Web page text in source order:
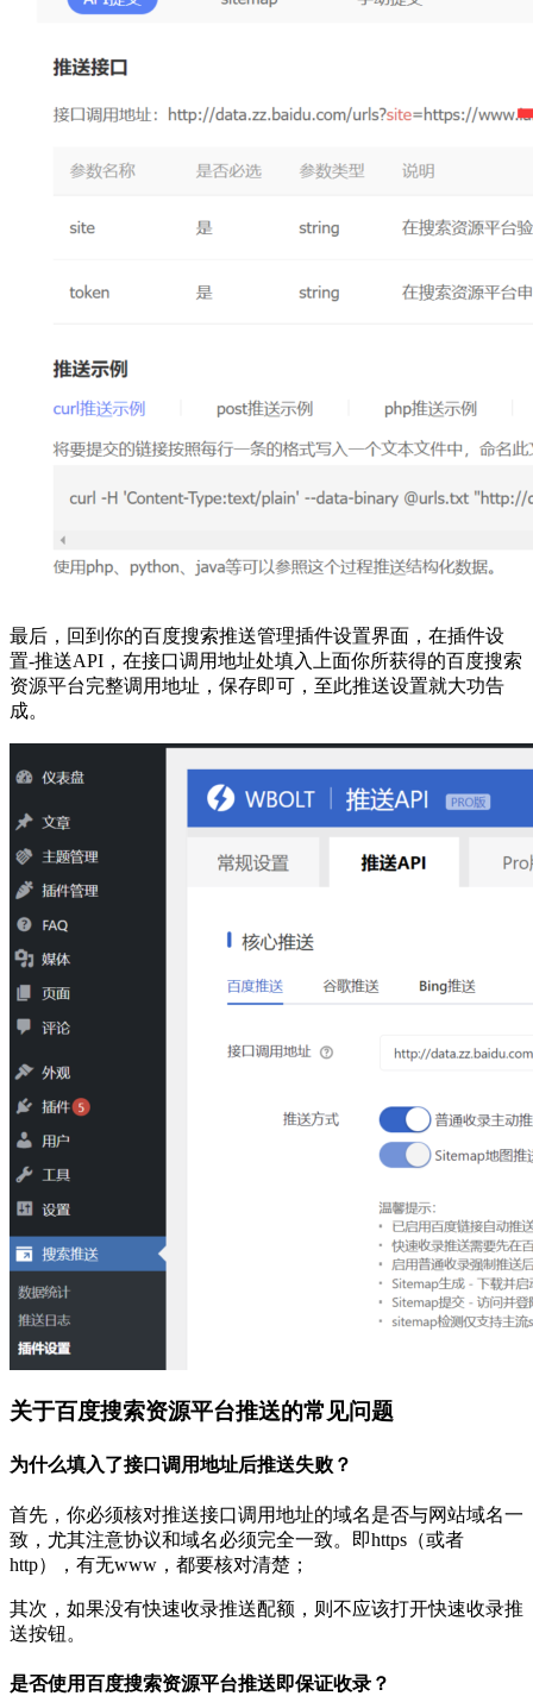
最后，回到你的百度搜索推送管理插件设置界面，在插件设
置-推送API，在接口调用地址处填入上面你所获得的百度搜索
资源平台完整调用地址，保存即可，至此推送设置就大功告
成。
关于百度搜索资源平台推送的常见问题
为什么填入了接口调用地址后推送失败？
首先，你必须核对推送接口调用地址的域名是否与网站域名一
致，尤其注意协议和域名必须完全一致。即https（或者
http），有无www，都要核对清楚；
其次，如果没有快速收录推送配额，则不应该打开快速收录推
送按钮。
是否使用百度搜索资源平台推送即保证收录？